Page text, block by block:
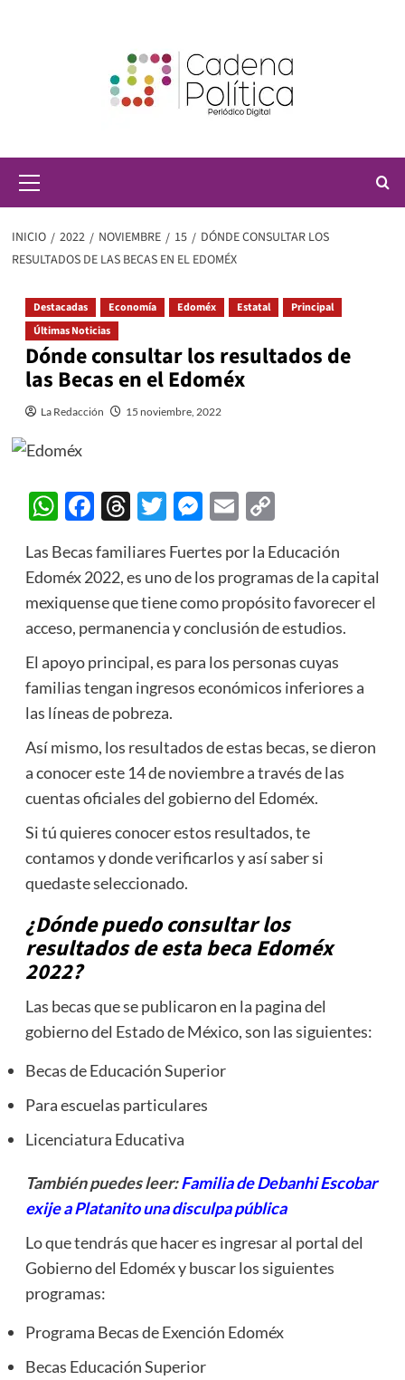
principal
INICIO 2022 NOVIEMBRE 15
DÓNDE CONSULTAR LOS
RESULTADOS DE LAS BECAS EN EL EDOMÉX
Destacadas Economía Edoméx Estatal
Principal
Últimas Noticias
Dónde consultar los resultados de
las Becas en el Edoméx
La Redacción 15 noviembre, 2022
WhatsApp
Facebook
Threads
Twitter
Messenger
EmailCopy
Las Becas familiares Fuertes por la Educación
Edoméx 2022, es uno de los programas de la capital
mexiquense que tiene como propósito favorecer el
acceso, permanencia y conclusión de estudios.
El apoyo principal, es para los personas cuyas
familias tengan ingresos económicos inferiores a
las líneas de pobreza.
Así mismo, los resultados de estas becas, se dieron
a conocer este 14 de noviembre a través de las
cuentas oficiales del gobierno del Edoméx.
Si tú quieres conocer estos resultados, te
contamos y donde verificarlos y así saber si
quedaste seleccionado.
¿Dónde puedo consultar los
resultados de esta beca Edoméx
2022?
Las becas que se publicaron en la pagina del
gobierno del Estado de México, son las siguientes:
Becas de Educación Superior
Para escuelas particulares
Licenciatura Educativa
También puedes leer:Familia de Debanhi Escobar
exije a Platanito una disculpa pública
Lo que tendrás que hacer es ingresar al portal del
Gobierno del Edoméx y buscar los siguientes
programas:
Programa Becas de Exención Edoméx
Becas Educación Superior